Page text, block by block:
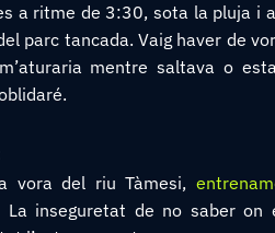
a ritme de 3:30, sota la pluja i
parc tancada. Vaig haver de
mentre saltava o
vora del riu Tàmesi,
La inseguretat de no saber